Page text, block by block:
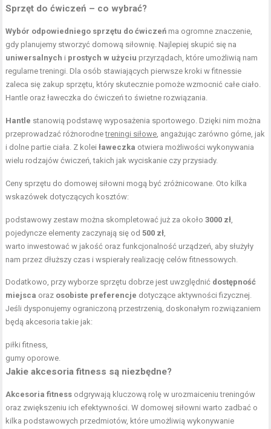
Sprzęt do ćwiczeń – co wybrać?
Wybór odpowiedniego sprzętu do ćwiczeń ma ogromne znaczenie,
gdy planujemy stworzyć domową siłownię. Najlepiej skupić się na
uniwersalnych i prostych w użyciu przyrządach, które umożliwią nam
regularne treningi. Dla osób stawiających pierwsze kroki w fitnessie
zaleca się zakup sprzętu, który skutecznie pomoże wzmocnić całe ciało.
Hantle oraz ławeczka do ćwiczeń to świetne rozwiązania.
Hantle stanowią podstawę wyposażenia sportowego. Dzięki nim można
przeprowadzać różnorodnetreningi siłowe, angażując zarówno górne, jak
i dolne partie ciała. Z koleiławeczka otwiera możliwości wykonywania
wielu rodzajów ćwiczeń, takich jak wyciskanie czy przysiady.
Ceny sprzętu do domowej siłowni mogą być zróżnicowane. Oto kilka
wskazówek dotyczących kosztów:
podstawowy zestaw można skompletować już za około3000 zł,
pojedyncze elementy zaczynają się od500 zł,
warto inwestować w jakość oraz funkcjonalność urządzeń, aby służyły
nam przez dłuższy czas i wspierały realizację celów fitnessowych.
Dodatkowo, przy wyborze sprzętu dobrze jest uwzględnić dostępność
miejsca oraz osobiste preferencje dotyczące aktywności fizycznej.
Jeśli dysponujemy ograniczoną przestrzenią, doskonałym rozwiązaniem
będą akcesoria takie jak:
piłki fitness,
gumy oporowe.
Jakie akcesoria fitness są niezbędne?
Akcesoria fitness odgrywają kluczową rolę w urozmaiceniu treningów
oraz zwiększeniu ich efektywności. W domowej siłowni warto zadbać o
kilka podstawowych przedmiotów, które umożliwią wykonywanie